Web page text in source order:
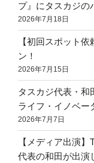
プ』にタスカジの
2026年7月18日
【初回スポット
ン！
2026年7月15日
タスカジ代表・和
ライフ・イノベー
2026年7月7日
【メディア出演
代表の和田が出演